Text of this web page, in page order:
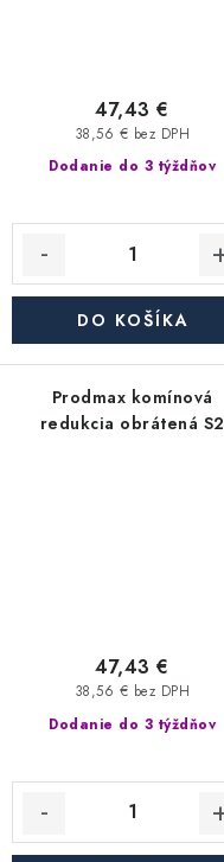
Dodanie do 3 týždňov
38,56 € bez DPH
47,43 €
DO KOŠÍKA
Prodmax komínová
redukcia obrátená S2
Dodanie do 3 týždňov
38,56 € bez DPH
47,43 €